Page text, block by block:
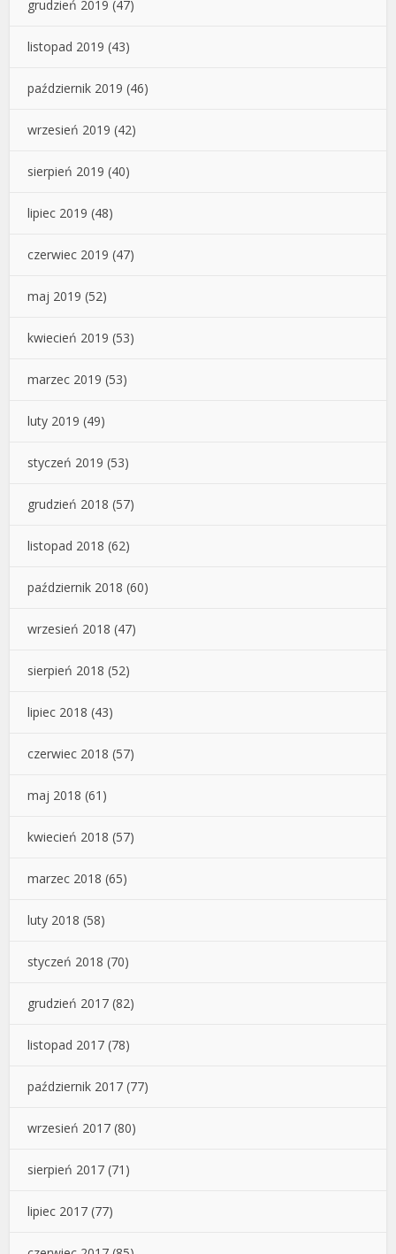
grudzień 2019 (47)
listopad 2019 (43)
październik 2019 (46)
wrzesień 2019 (42)
sierpień 2019 (40)
lipiec 2019 (48)
czerwiec 2019 (47)
maj 2019 (52)
kwiecień 2019 (53)
marzec 2019 (53)
luty 2019 (49)
styczeń 2019 (53)
grudzień 2018 (57)
listopad 2018 (62)
październik 2018 (60)
wrzesień 2018 (47)
sierpień 2018 (52)
lipiec 2018 (43)
czerwiec 2018 (57)
maj 2018 (61)
kwiecień 2018 (57)
marzec 2018 (65)
luty 2018 (58)
styczeń 2018 (70)
grudzień 2017 (82)
listopad 2017 (78)
październik 2017 (77)
wrzesień 2017 (80)
sierpień 2017 (71)
lipiec 2017 (77)